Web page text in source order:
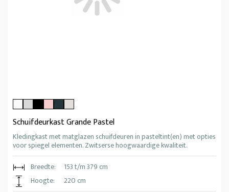
Schuifdeurkast Grande Pastel
Kledingkast met matglazen schuifdeuren in pasteltint(en) met opties
voor spiegel elementen. Zwitserse hoogwaardige kwaliteit.
Breedte:
153 t/m 379 cm
Hoogte:
220 cm